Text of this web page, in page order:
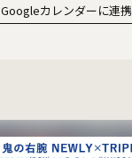
Googleカレンダーに連携